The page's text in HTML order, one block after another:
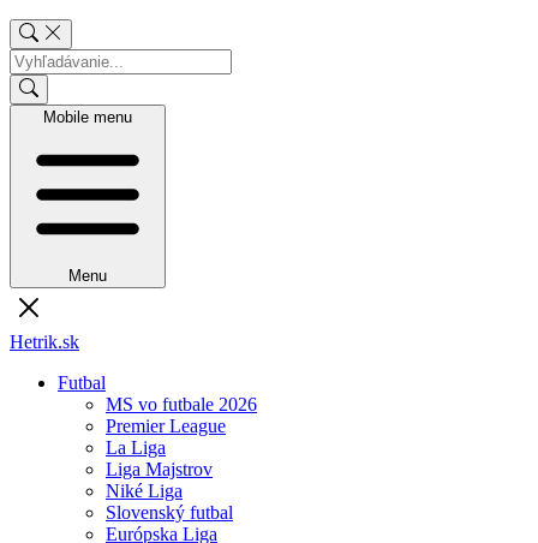
Mobile menu
Menu
Hetrik.sk
Futbal
MS vo futbale 2026
Premier League
La Liga
Liga Majstrov
Niké Liga
Slovenský futbal
Európska Liga